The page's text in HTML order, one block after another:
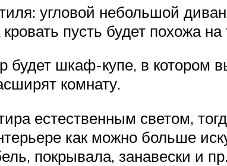
угловой небольшой
пусть будет похожа на
шкаф-купе, в котором
комнату.
естественным светом,
как можно больше
покрывала, занавески и